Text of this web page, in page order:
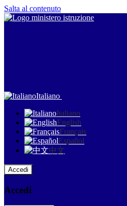
Salta al contenuto
Italiano
Italiano
English
Français
Español
中文
Accedi
Accedi